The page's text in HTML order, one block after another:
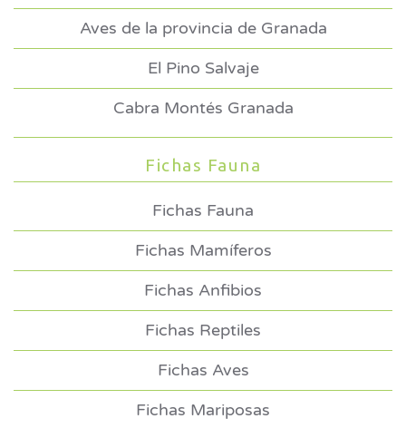
Aves de la provincia de Granada
El Pino Salvaje
Cabra Montés Granada
Fichas Fauna
Fichas Fauna
Fichas Mamíferos
Fichas Anfibios
Fichas Reptiles
Fichas Aves
Fichas Mariposas